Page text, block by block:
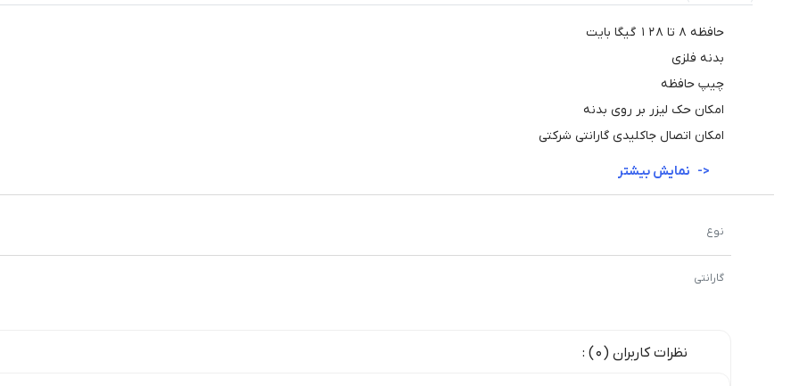
حافظه 8 تا 128 گیگا بایت
بدنه فلزی
چیپ حافظه
امکان حک لیزر بر روی بدنه
امکان اتصال جاکلیدی گارانتی شرکتی
نوع
گارانتی
نظرات کاربران (0) :